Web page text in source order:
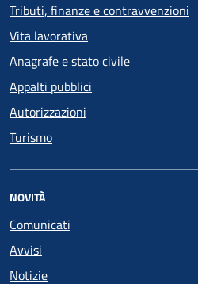
Tributi, finanze e contravvenzioni
Vita lavorativa
Anagrafe e stato civile
Appalti pubblici
Autorizzazioni
Turismo
NOVITÀ
Comunicati
Avvisi
Notizie